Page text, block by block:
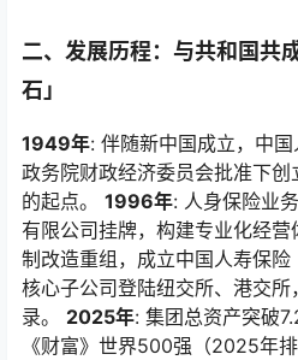
二、发展历程：与共和国共
石」
1949年: 伴随新中国成立，中
政务院财政经济委员会批准下
的起点。 1996年: 人身保险业
有限公司挂牌，构建专业化经营
制改造重组，成立中国人寿保
核心子公司登陆纽交所、港交
录。 2025年: 集团总资产突破
《财富》世界500强（2025年